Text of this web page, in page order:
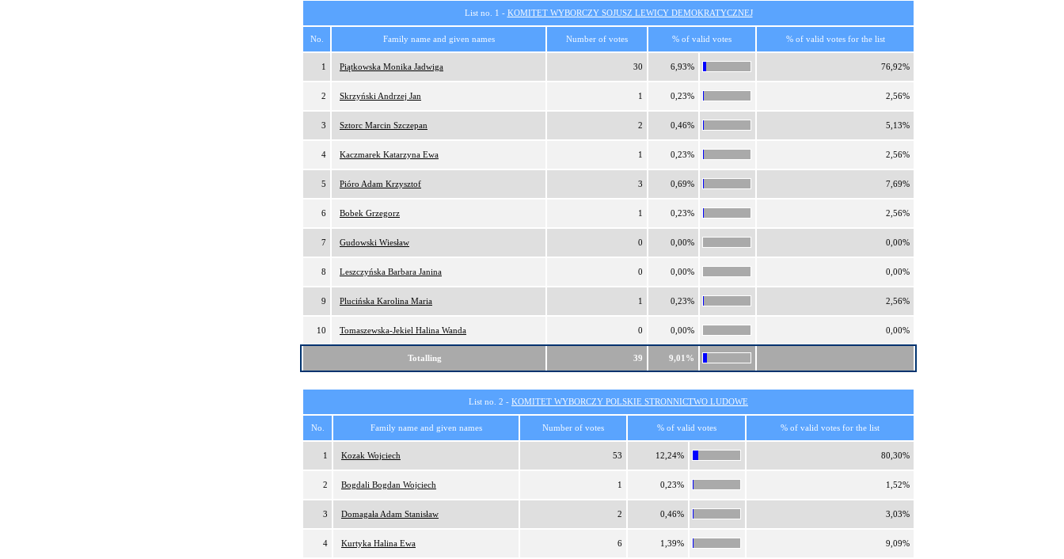
List no. 1 - KOMITET WYBORCZY SOJUSZ LEWICY DEMOKRATYCZNEJ
No. Family name and given names Number of votes % of valid votes % of valid votes for the list
1 Piątkowska Monika Jadwiga 30 6,93% 76,92%
2 Skrzyński Andrzej Jan 1 0,23% 2,56%
3 Sztorc Marcin Szczepan 2 0,46% 5,13%
4 Kaczmarek Katarzyna Ewa 1 0,23% 2,56%
5 Pióro Adam Krzysztof 3 0,69% 7,69%
6 Bobek Grzegorz 1 0,23% 2,56%
7 Gudowski Wiesław 0 0,00% 0,00%
8 Leszczyńska Barbara Janina 0 0,00% 0,00%
9 Plucińska Karolina Maria 1 0,23% 2,56%
10 Tomaszewska-Jekiel Halina Wanda 0 0,00% 0,00%
Totalling 39 9,01%
List no. 2 - KOMITET WYBORCZY POLSKIE STRONNICTWO LUDOWE
No. Family name and given names Number of votes % of valid votes % of valid votes for the list
1 Kozak Wojciech 53 12,24% 80,30%
2 Bogdali Bogdan Wojciech 1 0,23% 1,52%
3 Domagała Adam Stanisław 2 0,46% 3,03%
4 Kurtyka Halina Ewa 6 1,39% 9,09%